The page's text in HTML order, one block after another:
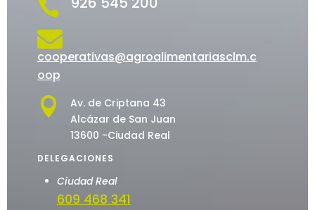


cooperativas@agroalimentariasclm.c
oop

Av. de Criptana 43
Alcázar de San Juan
13600 -Ciudad Real
DELEGACIONES
Ciudad Real
609 468 341